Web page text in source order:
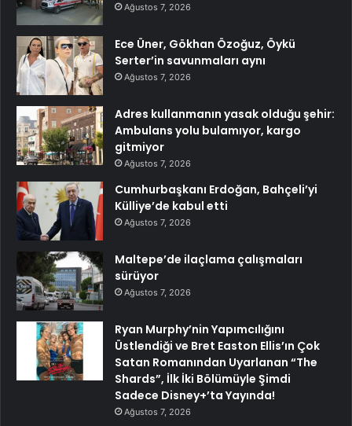
Ağustos 7, 2026
Ece Üner, Gökhan Özoğuz, Öykü
Serter’in savunmaları aynı
Ağustos 7, 2026
Adres kullanmanın yasak olduğu şehir:
Ambulans yolu bulamıyor, kargo
gitmiyor
Ağustos 7, 2026
Cumhurbaşkanı Erdoğan, Bahçeli’yi
Külliye’de kabul etti
Ağustos 7, 2026
Maltepe’de ilaçlama çalışmaları
sürüyor
Ağustos 7, 2026
Ryan Murphy’nin Yapımcılığını
Üstlendiği ve Bret Easton Ellis’ın Çok
Satan Romanından Uyarlanan “The
Shards”, İlk İki Bölümüyle Şimdi
Sadece Disney+’ta Yayında!
Ağustos 7, 2026